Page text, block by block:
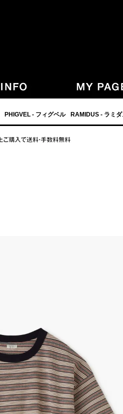
PHIGVEL - フィグベル RAMIDUS - ラミダ